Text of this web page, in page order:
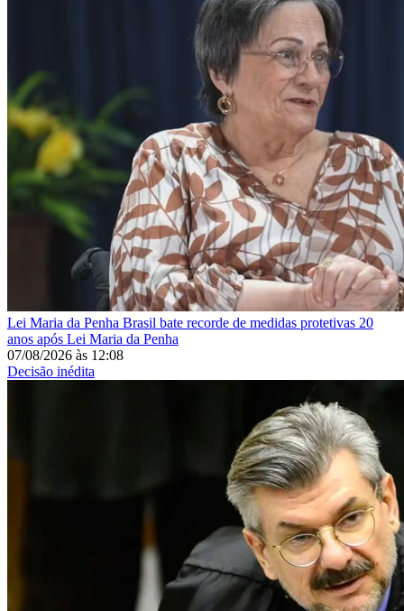
Lei Maria da Penha Brasil bate recorde de medidas protetivas 20
anos após Lei Maria da Penha
07/08/2026 às 12:08
Decisão inédita